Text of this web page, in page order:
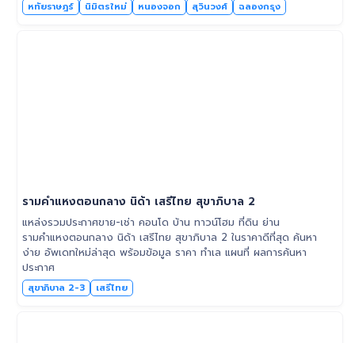
หทัยราษฎร์ นิมิตรใหม่ หนองจอก สุวินวงศ์ ฉลองกรุง
รามคำแหงตอนกลาง นิด้า เสรีไทย สุขาภิบาล 2
แหล่งรวมประกาศขาย-เช่า คอนโด บ้าน ทาวน์โฮม ที่ดิน ย่าน
รามคำแหงตอนกลาง นิด้า เสรีไทย สุขาภิบาล 2 ในราคาดีที่สุด ค้นหา
ง่าย อัพเดทใหม่ล่าสุด พร้อมข้อมูล ราคา ทำเล แผนที่ ผลการค้นหา
ประกาศ
สุขาภิบาล 2-3 เสรีไทย